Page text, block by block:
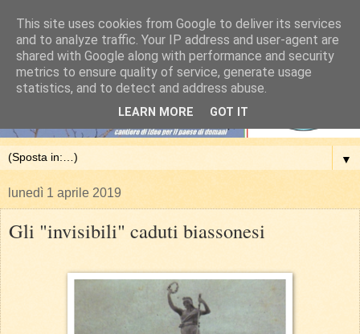
▼
lunedì 1 aprile 2019
Gli "invisibili" caduti biassonesi
This site uses cookies from Google to deliver its services
and to analyze traffic. Your IP address and user-agent are
shared with Google along with performance and security
metrics to ensure quality of service, generate usage
statistics, and to detect and address abuse.
LEARN MORE GOT IT